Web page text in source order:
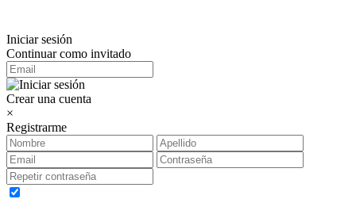
Iniciar sesión
Continuar como invitado
Crear una cuenta
×
Registrarme